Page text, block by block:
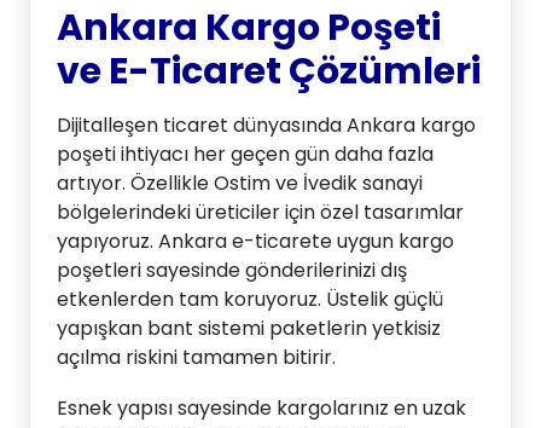
Ankara Kargo Poşeti
ve E-Ticaret Çözümleri
Dijitalleşen ticaret dünyasında Ankara kargo
poşeti ihtiyacı her geçen gün daha fazla
artıyor. Özellikle Ostim ve İvedik sanayi
bölgelerindeki üreticiler için özel tasarımlar
yapıyoruz. Ankara e-ticarete uygun kargo
poşetleri sayesinde gönderilerinizi dış
etkenlerden tam koruyoruz. Üstelik güçlü
yapışkan bant sistemi paketlerin yetkisiz
açılma riskini tamamen bitirir.
Esnek yapısı sayesinde kargolarınız en uzak